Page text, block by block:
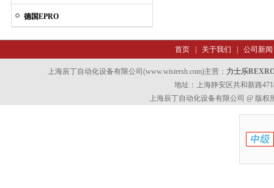
德国EPRO
首页| 关于我们 公司新闻
上海辰丁自动化设备有限公司(www.wistersh.com)主营： 力士乐
地址：上海静安区共和新路
上海辰丁自动化设备有限公司 @ 版权